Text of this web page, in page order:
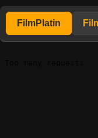
FilmPlatin